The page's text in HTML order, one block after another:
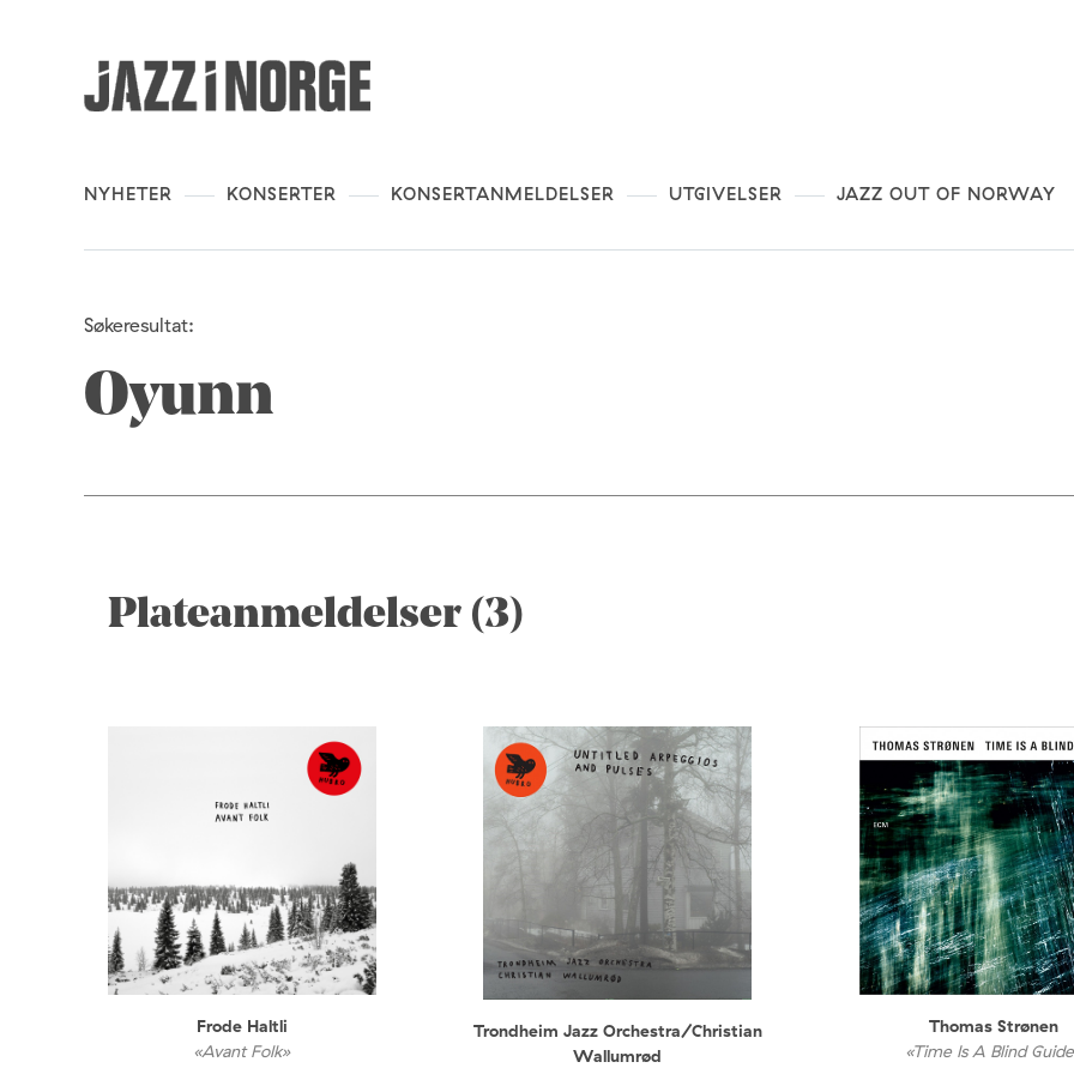
NYHETER KONSERTER KONSERTANMELDELSER UTGIVELSER JAZZ OUT OF NORWAY
Søkeresultat:
Oyunn
Plateanmeldelser (3)
Frode Haltli
«Avant Folk»
Trondheim Jazz Orchestra/Christian
Wallumrød
Thomas Strønen
«Time Is A Blind